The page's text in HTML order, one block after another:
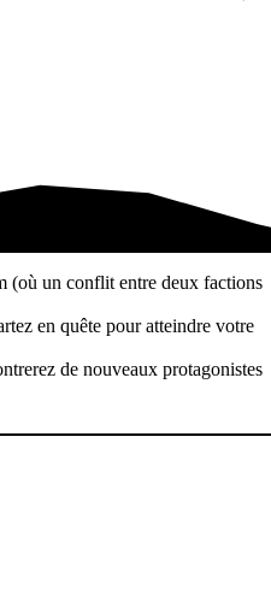
(où un conflit entre deux factions
en quête pour atteindre votre
de nouveaux protagonistes